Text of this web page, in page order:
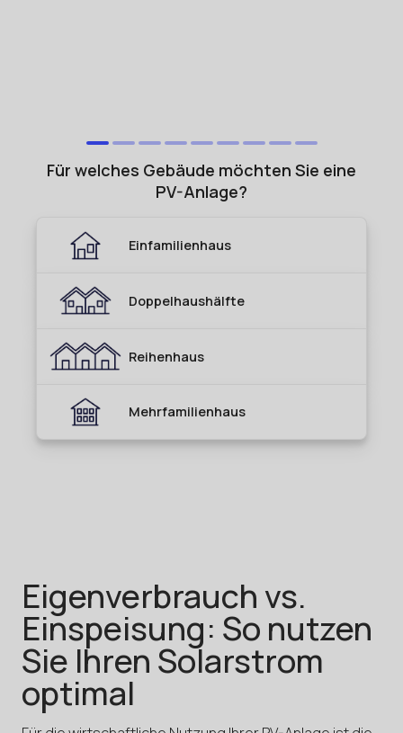
Eigenverbrauch vs.
Einspeisung: So nutzen
Sie Ihren Solarstrom
optimal